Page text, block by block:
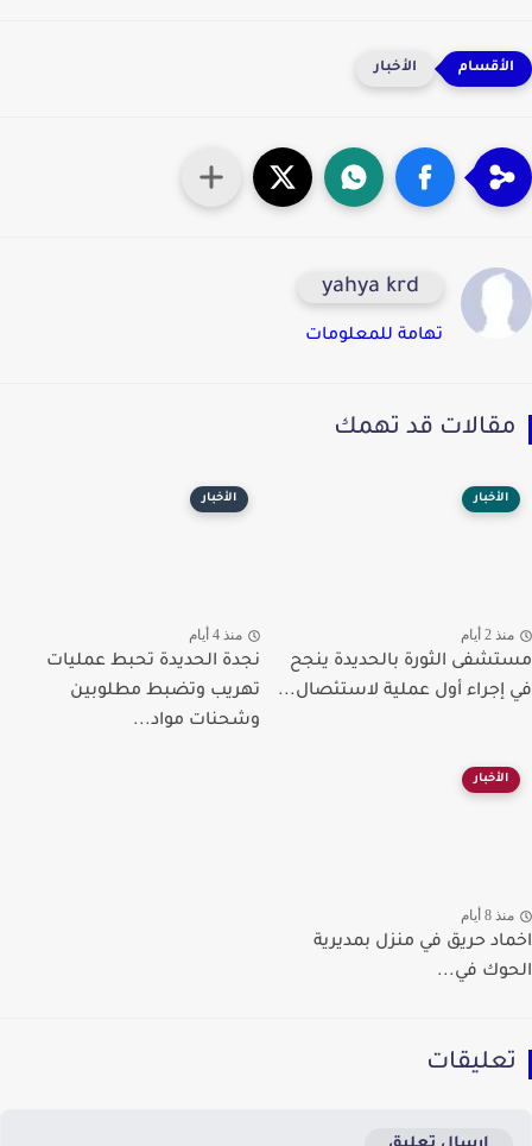
الأخبار
yahya krd
تهامة للمعلومات
قد تهمك
الأخبار
2 أيام
الثورة بالحديدة ينجح
أول عملية لاستئصال...
الأخبار
منذ 4 أيام
نجدة الحديدة تحبط عمليات
تهريب وتضبط مطلوبين
وشحنات مواد...
الأخبار
8 أيام
حريق في منزل بمديرية
في...